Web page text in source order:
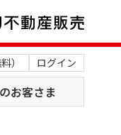
） ログイン
お客さま